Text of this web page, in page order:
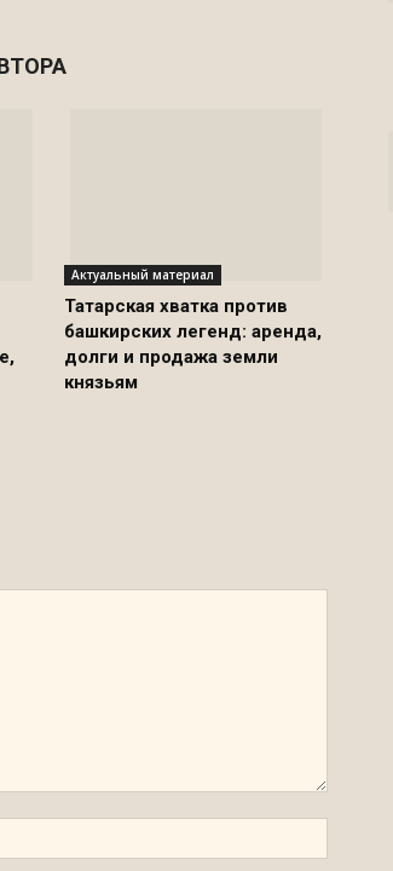
Актуальный материал
Татарская хватка против
башкирских легенд: аренда,
долги и продажа земли
князьям